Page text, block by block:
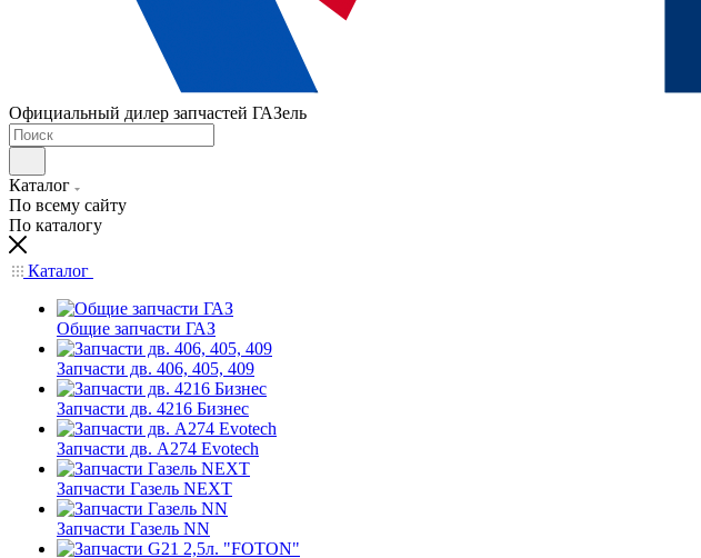
Официальный дилер запчастей ГАЗель
Каталог
По всему сайту
По каталогу
Каталог
Общие запчасти ГАЗ
Запчасти дв. 406, 405, 409
Запчасти дв. 4216 Бизнес
Запчасти дв. A274 Evotech
Запчасти Газель NEXT
Запчасти Газель NN